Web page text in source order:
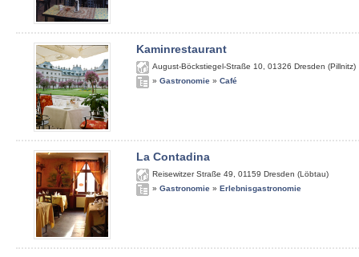
Kaminrestaurant
August-Böckstiegel-Straße 10 01326 Dresden (Pillnitz)
» Gastronomie » Café
La Contadina
Reisewitzer Straße 49 01159 Dresden (Löbtau)
» Gastronomie » Erlebnisgastronomie